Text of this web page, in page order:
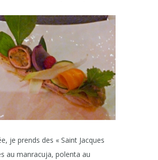
je prends des « Saint Jacques
au manracuja, polenta au